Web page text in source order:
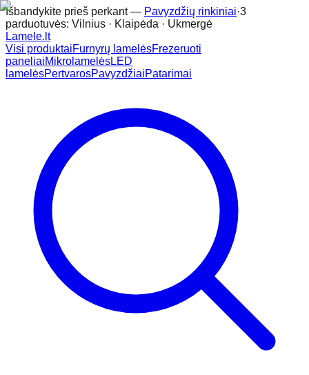
Išbandykite prieš perkant — Pavyzdžių rinkiniai·3
parduotuvės: Vilnius · Klaipėda · Ukmergė
Lamele.lt
Visi produktaiFurnyrų lamelėsFrezeruoti
paneliaiMikrolamelėsLED
lamelėsPertvarosPavyzdžiaiPatarimai